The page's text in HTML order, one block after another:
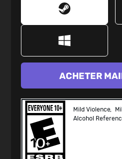
ACHETER
Mild Violence
Alcohol